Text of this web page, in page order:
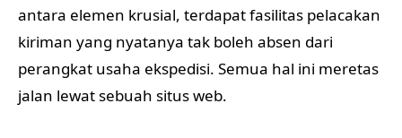
antara elemen krusial, terdapat fasilitas pelacakan
kiriman yang nyatanya tak boleh absen dari
perangkat usaha ekspedisi. Semua hal ini meretas
jalan lewat sebuah situs web.